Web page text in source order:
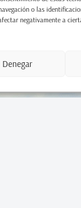
o las
negativamente a
Denegar